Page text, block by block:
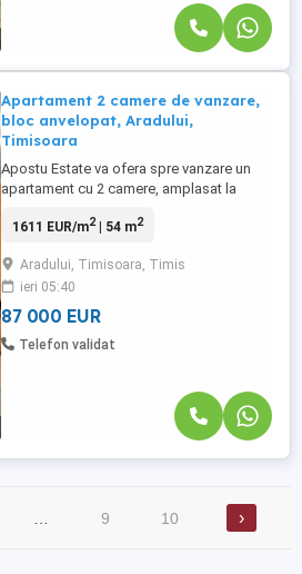
Apartament 2 camere de vanzare,
bloc anvelopat, Aradului,
Timisoara
Apostu Estate va ofera spre vanzare un
apartament cu 2 camere, amplasat la
situat in zona Calea Aradului Apartamentul
compartimentat astfel: - hol acces - living
spatios - bucatarie mobilata cu loc de luat
masa si utilata ...
1611 EUR/m2| 54 m2
Aradului, Timisoara, Timis
ieri 05:40
87 000 EUR
Telefon validat
9 10 ›